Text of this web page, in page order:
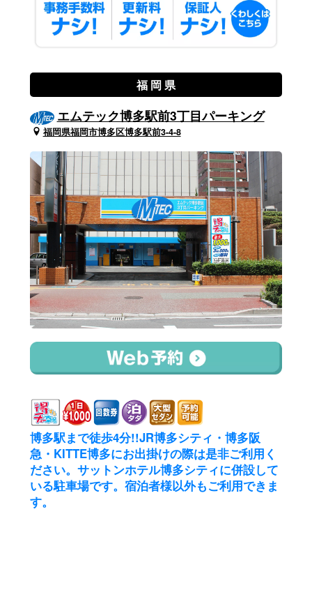
福 岡 県
エムテック博多駅前3丁目パーキング
福岡県福岡市博多区博多駅前3-4-8
博多駅まで徒歩4分!!JR博多シティ・博多阪
急・KITTE博多にお出掛けの際は是非ご利用く
ださい。サットンホテル博多シティに併設して
いる駐車場です。宿泊者様以外もご利用できま
す。